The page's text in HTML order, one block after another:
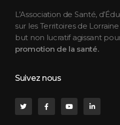
L’Association de Santé,
sur les Territoires de
but non lucratif agissant
promotion de la santé.
Suivez nous